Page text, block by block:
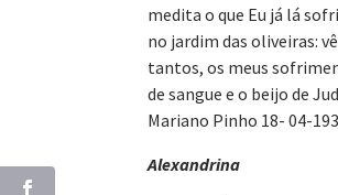
medita o que Eu já lá
no jardim das oliveiras:
tantos, os meus
de sangue e o beijo de
Mariano Pinho 18- 04-
Alexandrina